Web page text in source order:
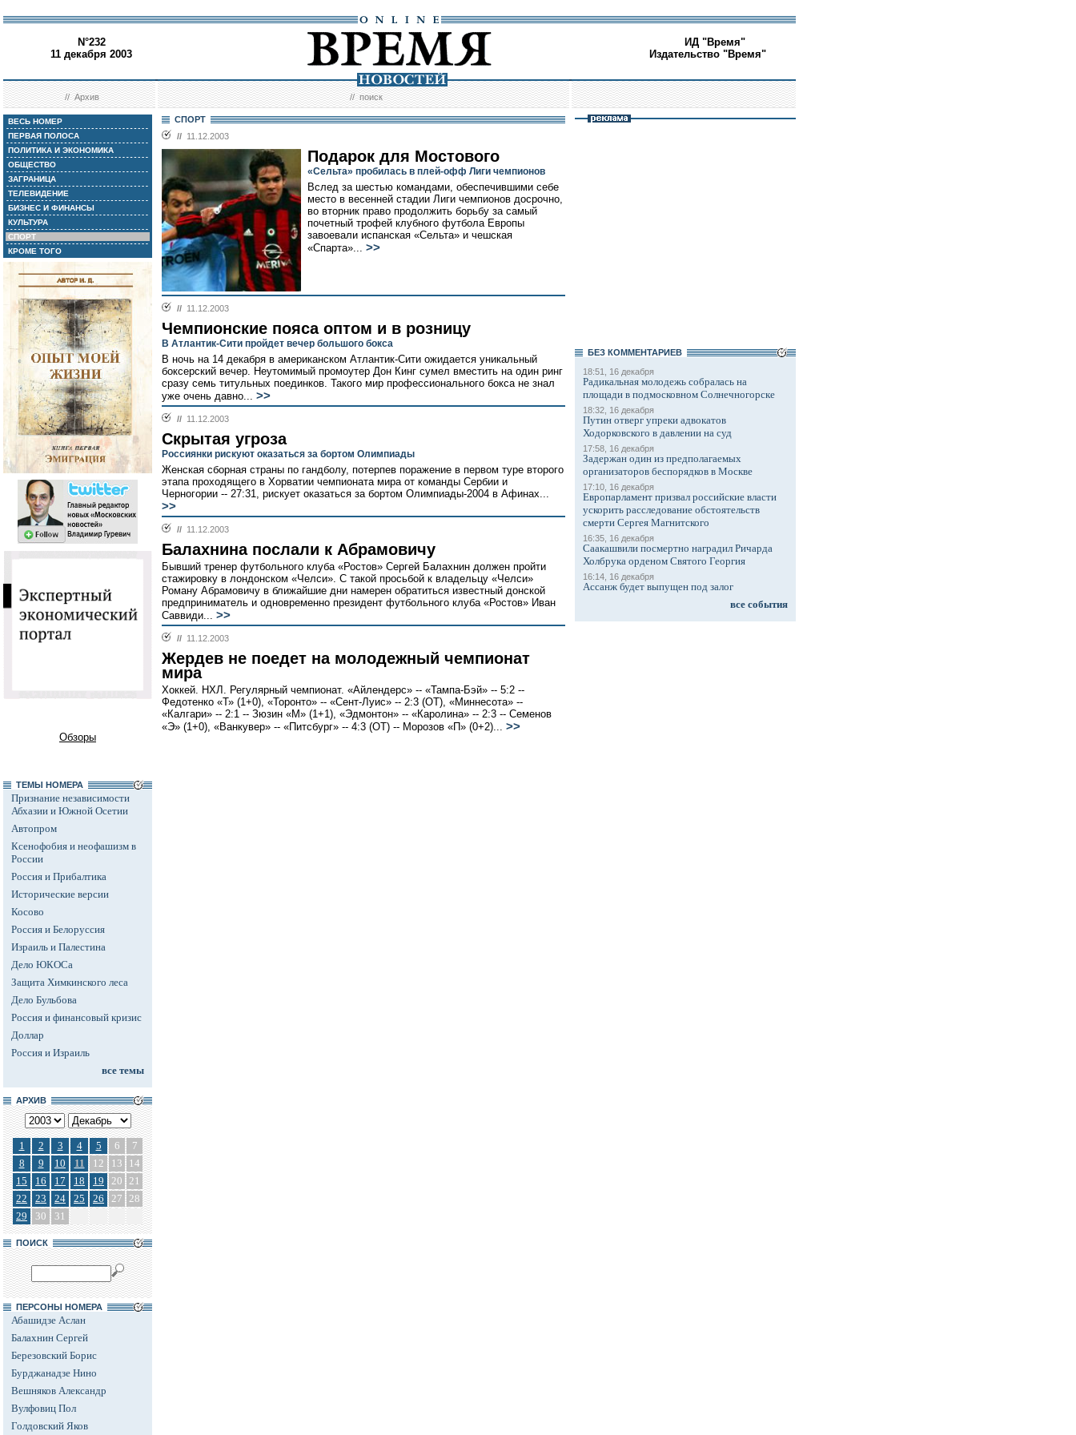
N°232
11 декабря 2003
ИД "Время"
Издательство "Время"
//Архив //поиск
ВЕСЬ НОМЕР
ПЕРВАЯ ПОЛОСА
ПОЛИТИКА И ЭКОНОМИКА
ОБЩЕСТВО
ЗАГРАНИЦА
ТЕЛЕВИДЕНИЕ
БИЗНЕС И ФИНАНСЫ
КУЛЬТУРА
СПОРТ
КРОМЕ ТОГО
Обзоры
ТЕМЫ НОМЕРА
Признание независимости
Абхазии и Южной Осетии
Автопром
Ксенофобия и неофашизм в
России
Россия и Прибалтика
Исторические версии
Косово
Россия и Белоруссия
Израиль и Палестина
Дело ЮКОСа
Защита Химкинского леса
Дело Бульбова
Россия и финансовый кризис
Доллар
Россия и Израиль
все темы
АРХИВ
1 2 3 4 5 6
7
8
9 10 11 12 13
14
15
16 17 18 19 20 21
22
23 24 25 26 27 28
29
30 31
ПОИСК
ПЕРСОНЫ НОМЕРА
Абашидзе Аслан
Балахнин Сергей
Березовский Борис
Бурджанадзе Нино
Вешняков Александр
Вулфовиц Пол
Голдовский Яков
СПОРТ
// 11.12.2003
Подарок для Мостового
«Сельта» пробилась в плей-офф Лиги чемпионов
Вслед за шестью командами, обеспечившими себе
место в весенней стадии Лиги чемпионов досрочно,
во вторник право продолжить борьбу за самый
почетный трофей клубного футбола Европы
завоевали испанская «Сельта» и чешская
«Спарта»... >>
// 11.12.2003
Чемпионские пояса оптом и в розницу
В Атлантик-Сити пройдет вечер большого бокса
В ночь на 14 декабря в американском Атлантик-Сити ожидается уникальный
боксерский вечер. Неутомимый промоутер Дон Кинг сумел вместить на один ринг
сразу семь титульных поединков. Такого мир профессионального бокса не знал
уже очень давно... >>
// 11.12.2003
Cкрытая угроза
Россиянки рискуют оказаться за бортом Олимпиады
Женская сборная страны по гандболу, потерпев поражение в первом туре второго
этапа проходящего в Хорватии чемпионата мира от команды Сербии и
Черногории -- 27:31, рискует оказаться за бортом Олимпиады-2004 в Афинах...
>>
// 11.12.2003
Балахнина послали к Абрамовичу
Бывший тренер футбольного клуба «Ростов» Сергей Балахнин должен пройти
стажировку в лондонском «Челси». С такой просьбой к владельцу «Челси»
Роману Абрамовичу в ближайшие дни намерен обратиться известный донской
предприниматель и одновременно президент футбольного клуба «Ростов» Иван
Саввиди... >>
// 11.12.2003
Жердев не поедет на молодежный чемпионат
мира
Хоккей. НХЛ. Регулярный чемпионат. «Айлендерс» -- «Тампа-Бэй» -- 5:2 --
Федотенко «Т» (1+0), «Торонто» -- «Сент-Луис» -- 2:3 (ОТ), «Миннесота» --
«Калгари» -- 2:1 -- Зюзин «М» (1+1), «Эдмонтон» -- «Каролина» -- 2:3 -- Семенов
«Э» (1+0), «Ванкувер» -- «Питсбург» -- 4:3 (ОТ) -- Морозов «П» (0+2)... >>
БЕЗ КОМMЕНТАРИЕВ
18:51, 16 декабря
Радикальная молодежь собралась на
площади в подмосковном Солнечногорске
18:32, 16 декабря
Путин отверг упреки адвокатов
Ходорковского в давлении на суд
17:58, 16 декабря
Задержан один из предполагаемых
организаторов беспорядков в Москве
17:10, 16 декабря
Европарламент призвал российские власти
ускорить расследование обстоятельств
смерти Сергея Магнитского
16:35, 16 декабря
Саакашвили посмертно наградил Ричарда
Холбрука орденом Святого Георгия
16:14, 16 декабря
Ассанж будет выпущен под залог
все события